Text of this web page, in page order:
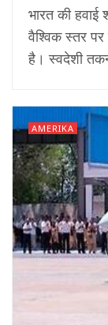
भारत की हवाई
वैश्विक स्तर
है। स्वदेशी
AMERIKA